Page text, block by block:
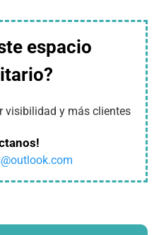
espacio
visibilidad y más clientes